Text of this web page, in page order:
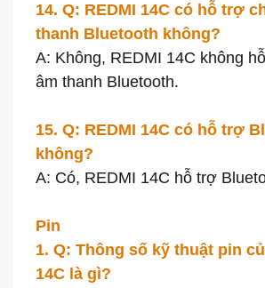
14. Q: REDMI 14C có hỗ trợ
thanh Bluetooth không?
A: Không, REDMI 14C không
âm thanh Bluetooth.
15. Q: REDMI 14C có hỗ trợ
không?
A: Có, REDMI 14C hỗ trợ
Pin
1. Q: Thông số kỹ thuật pin
14C là gì?